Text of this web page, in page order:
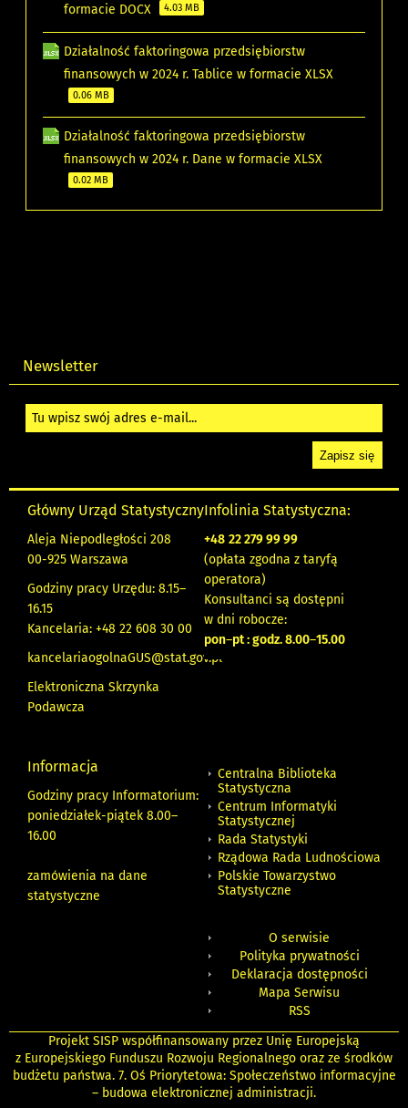
formacie DOCX
4.03 MB
Działalność faktoringowa przedsiębiorstw
finansowych w 2024 r. Tablice w formacie XLSX
0.06 MB
Działalność faktoringowa przedsiębiorstw
finansowych w 2024 r. Dane w formacie XLSX
0.02 MB
Newsletter
Główny Urząd Statystyczny
Aleja Niepodległości 208
00-925 Warszawa
Godziny pracy Urzędu: 8.15–
16.15
Kancelaria: +48 22 608 30 00
kancelariaogolnaGUS@stat.gov.pl
Elektroniczna Skrzynka
Podawcza
Infolinia Statystyczna:
+48 22 279 99 99
(opłata zgodna z taryfą
operatora)
Konsultanci są dostępni
w dni robocze:
pon–pt : godz. 8.00–15.00
Informacja
Godziny pracy Informatorium:
poniedziałek-piątek 8.00–
16.00
zamówienia na dane
statystyczne
Centralna Biblioteka
Statystyczna
Centrum Informatyki
Statystycznej
Rada Statystyki
Rządowa Rada Ludnościowa
Polskie Towarzystwo
Statystyczne
O serwisie
Polityka prywatności
Deklaracja dostępności
Mapa Serwisu
RSS
Projekt SISP współfinansowany przez Unię Europejską
z Europejskiego Funduszu Rozwoju Regionalnego oraz ze środków
budżetu państwa. 7. Oś Priorytetowa: Społeczeństwo informacyjne
– budowa elektronicznej administracji.